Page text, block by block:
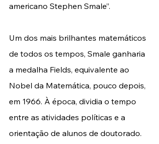
americano Stephen Smale”.
Um dos mais brilhantes matemáticos
de todos os tempos, Smale ganharia
a medalha Fields, equivalente ao
Nobel da Matemática, pouco depois,
em 1966. À época, dividia o tempo
entre as atividades políticas e a
orientação de alunos de doutorado.